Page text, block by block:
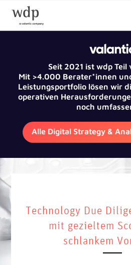
Seit 2021 ist wdp Teil
Mit >4.000 Berater*innen
Leistungsportfolio lösen wir
operativen
noch
Alle Digital Strategy &
Technology Due
mit gezieltem
schlankem